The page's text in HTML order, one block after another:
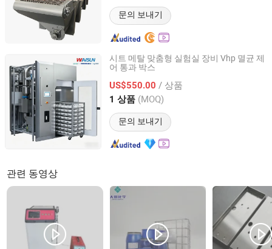
문의 보내기
시트 메탈 맞춤형 실험실 장비 Vhp 멸균 제
어 통과 박스
US$550.00 / 상품
1 상품 (MOQ)
문의 보내기
Jiangsu Wansheng Precision Sheet Metal Co., Ltd.
Jiangsu, China 이후 2025
관련 동영상